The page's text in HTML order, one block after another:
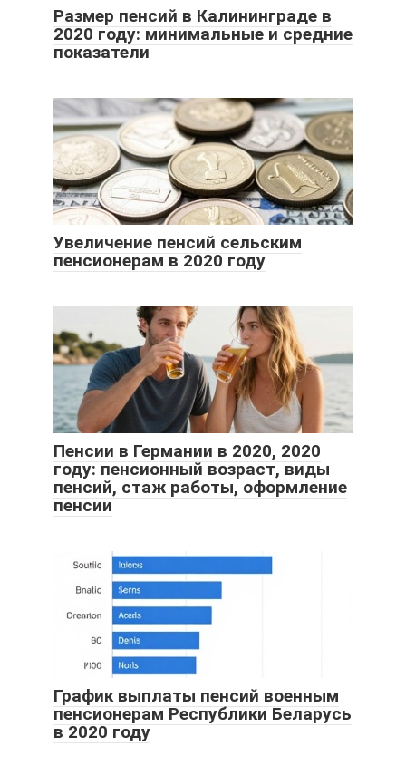
Размер пенсий в Калининграде в
2020 году: минимальные и средние
показатели
Увеличение пенсий сельским
пенсионерам в 2020 году
Пенсии в Германии в 2020, 2020
году: пенсионный возраст, виды
пенсий, стаж работы, оформление
пенсии
График выплаты пенсий военным
пенсионерам Республики Беларусь
в 2020 году